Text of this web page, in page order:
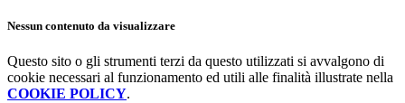
Nessun contenuto da visualizzare
Questo sito o gli strumenti terzi da questo utilizzati si avvalgono di
cookie necessari al funzionamento ed utili alle finalità illustrate nella
COOKIE POLICY.